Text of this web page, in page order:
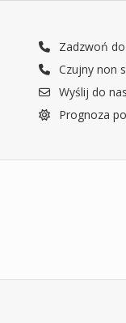
Zadzwoń
Czujny non
Wyślij do
Prognoza